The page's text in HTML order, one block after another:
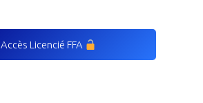
Accès Licencié FFA